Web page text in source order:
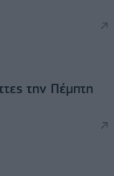
την Πέμπτη